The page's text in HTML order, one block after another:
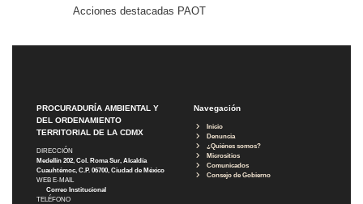
Acciones destacadas PAOT
PROCURADURÍA AMBIENTAL Y
DEL ORDENAMIENTO
TERRITORIAL DE LA CDMX
DIRECCIÓN
Medellín 202, Col. Roma Sur, Alcaldía
Cuauhtémoc, C.P. 06700, Ciudad de México
WEB E-MAIL
Correo Institucional
TELÉFONO
Navegación
Inicio
Denuncia
¿Quiénes somos?
Micrositios
Comunicados
Consejo de Gobierno